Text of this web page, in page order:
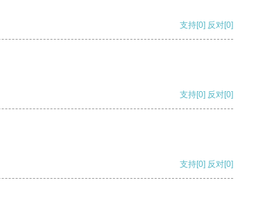
支持[0] 反对[0]
支持[0] 反对[0]
支持[0] 反对[0]